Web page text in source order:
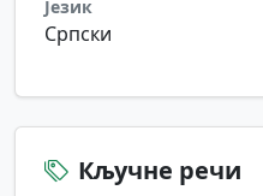
Језик
Српски
Кључне речи